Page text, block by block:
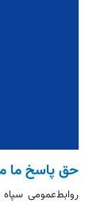
حق پاسخ ما